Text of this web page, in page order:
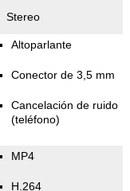
Stereo
Altoparlante
Conector de 3,5 mm
Cancelación de ruido
(teléfono)
MP4
H.264